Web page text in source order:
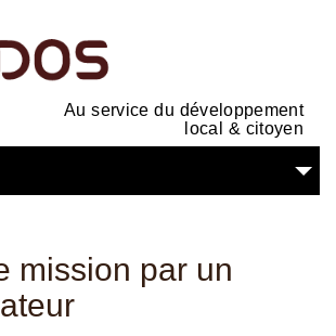
Au service du développement
local & citoyen
mission par un